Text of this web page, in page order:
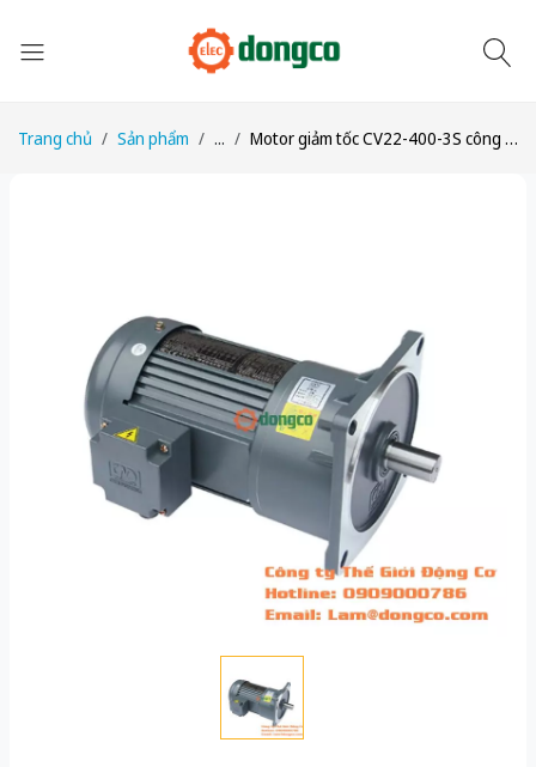
Trang chủ Sản phẩm ... Motor giảm tốc CV22-400-3S công suất 1/2HP (400W) 0,4kW tỉ số truyền 1/3